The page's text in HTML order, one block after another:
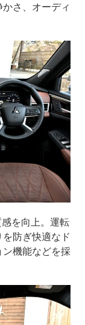
さ、オーディ
を向上。運転
防ぎ快適なド
機能などを採